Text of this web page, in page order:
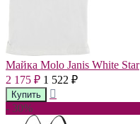
Майка Molo Janis White Star
2 175 ₽ 1 522 ₽
- 30%